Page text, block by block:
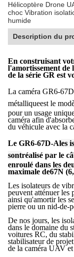
Hélicoptère Drone
choc Vibration
humide
Description du
En construisant
l'amortissement de
de la série GR est
La caméra GR6-
métalliqueest le
pour un usage
caméra afin
du véhicule avec la
Le GR6-67D-Ales
sontréalisé par le
enroulé dans les
maximale de67N
Les isolateurs de
peuvent atténuer
ainsi qu'amortir les
pierre ou un nid-de-
De nos jours, les
dans le domaine du
voitures RC, du
stabilisateur de
de la caméra UAV